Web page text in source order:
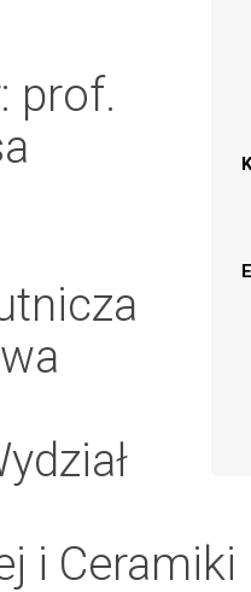
prof.
i Ceramiki